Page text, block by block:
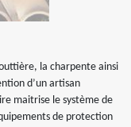
la charpente ainsi
d’un artisan
maitrise le système de
de protection